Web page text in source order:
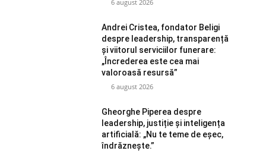
6 august 2026
Andrei Cristea, fondator Beligi
despre leadership, transparență
și viitorul serviciilor funerare:
„Încrederea este cea mai
valoroasă resursă”
6 august 2026
Gheorghe Piperea despre
leadership, justiție și inteligența
artificială: „Nu te teme de eșec,
îndrăznește.”